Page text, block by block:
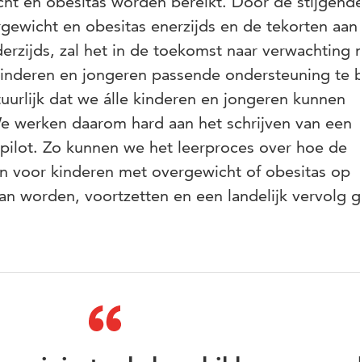
en obesitas enerzijds en de tekorten aan
zal het in de toekomst naar verwachting
en jongeren passende ondersteuning te
dat we álle kinderen en jongeren kunnen
werken daarom hard aan het schrijven van een
Zo kunnen we het leerproces over hoe de
voor kinderen met overgewicht of obesitas op
worden, voortzetten en een landelijk vervolg